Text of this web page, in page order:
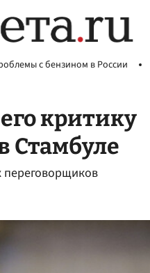
с бензином в России
критику
Стамбуле
переговорщиков